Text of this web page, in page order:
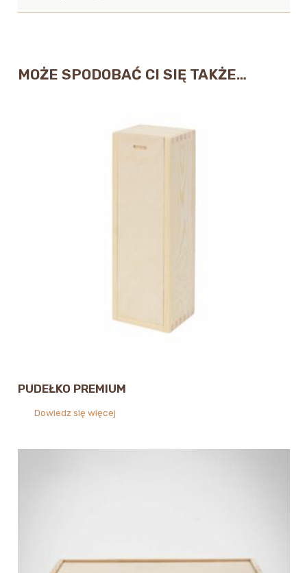
MOŻE SPODOBAĆ CI SIĘ TAKŻE…
PUDEŁKO PREMIUM
Dowiedz się więcej